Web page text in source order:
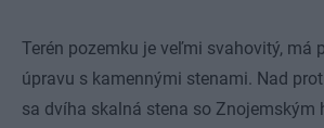
Terén pozemku je veľmi svahovitý, má
úpravu s kamennými stenami. Nad
sa dvíha skalná stena so Znojemským